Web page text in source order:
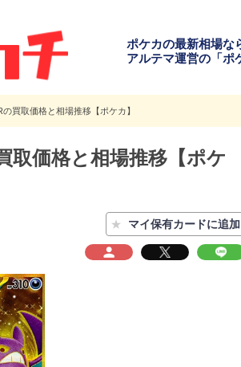
ポケカの最新相場な
アルテマ運営の「ポ
買取価格と相場推移【ポケカ】
取価格と相場推移【ポケ
★ マイ保有カードに追加